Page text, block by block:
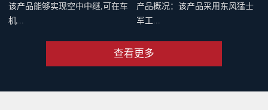
更多负载拓展。Delivery App、大
疆司运、全新大疆运服App，多
巡检车（面议）
该产品能够实现空中中继,可在车
机...
机自动补能、无人机户外快速部
能巡检作业车（面议）
产品概况：该产品采用东风猛士
军工...
集成车载无人机巡检软硬件系
查看更多